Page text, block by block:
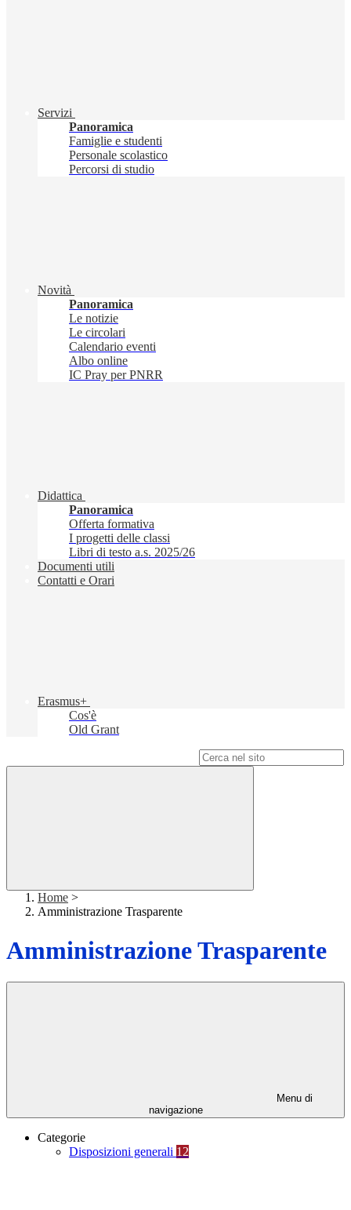
Servizi
Panoramica
Famiglie e studenti
Personale scolastico
Percorsi di studio
Novità
Panoramica
Le notizie
Le circolari
Calendario eventi
Albo online
IC Pray per PNRR
Didattica
Panoramica
Offerta formativa
I progetti delle classi
Libri di testo a.s. 2025/26
Documenti utili
Contatti e Orari
Erasmus+
Cos'è
Old Grant
Home >
Amministrazione Trasparente
Amministrazione Trasparente
Menu di
navigazione
Categorie
Disposizioni generali 12